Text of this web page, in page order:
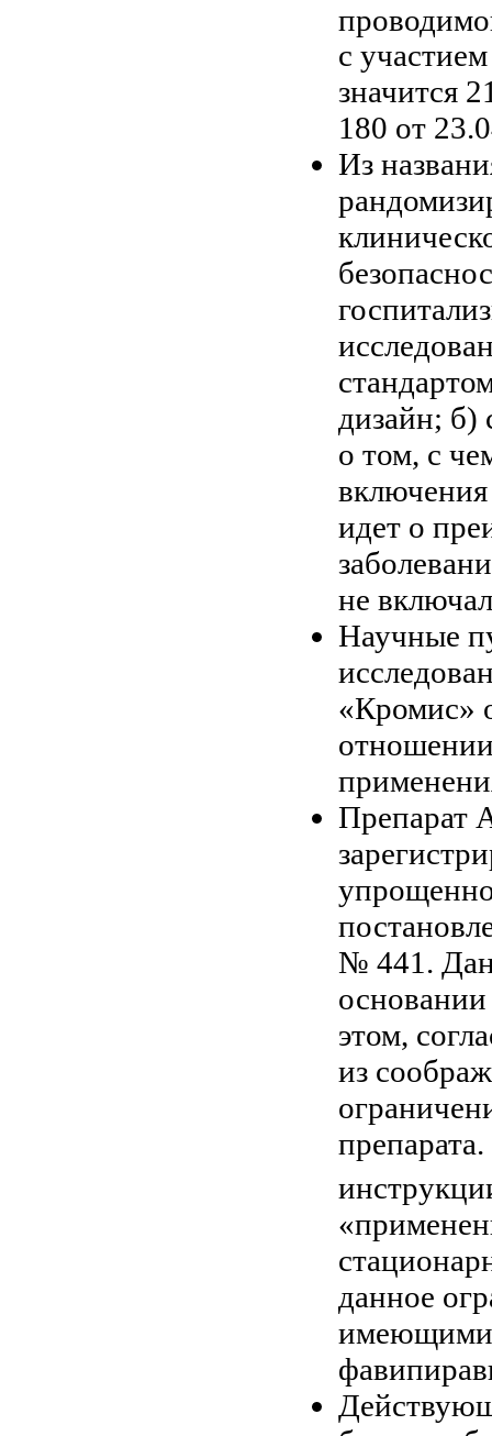
с
значится
180 от
Из
дизайн; б)
о том, с
включения
идет о
не
Научные
«Кромис»
Препарат
№ 441.
этом,
из
данное